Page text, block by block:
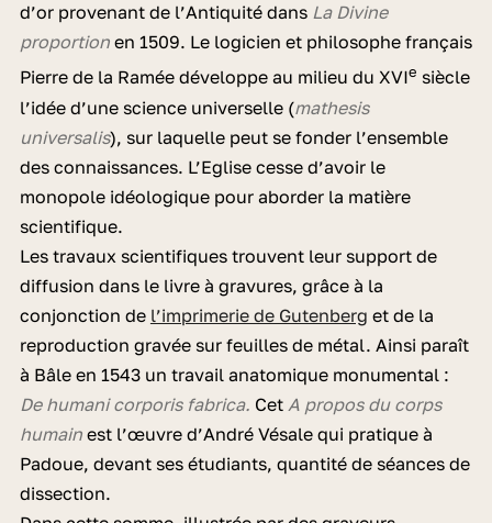
d’or provenant de l’Antiquité dans La Divine
proportionen 1509. Le logicien et philosophe français
Pierre de la Ramée développe au milieu du XVIe siècle
l’idée d’une science universelle (mathesis
universalis), sur laquelle peut se fonder l’ensemble
des connaissances. L’Eglise cesse d’avoir le
monopole idéologique pour aborder la matière
scientifique.
Les travaux scientifiques trouvent leur support de
diffusion dans le livre à gravures, grâce à la
conjonction de l’imprimerie de Gutenberg et de la
reproduction gravée sur feuilles de métal. Ainsi paraît
à Bâle en 1543 un travail anatomique monumental :
De humani corporis fabrica. Cet A propos du corps
humainest l’œuvre d’André Vésale qui pratique à
Padoue, devant ses étudiants, quantité de séances de
dissection.